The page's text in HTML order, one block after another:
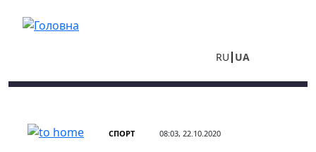
RU UA
СПОРТ 08:03, 22.10.2020